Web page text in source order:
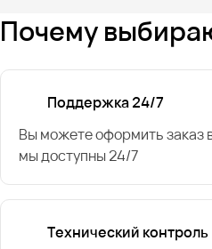
Почему
Поддержка 24/7
Вы можете оформить заказ
мы доступны 24/7
Технический контроль